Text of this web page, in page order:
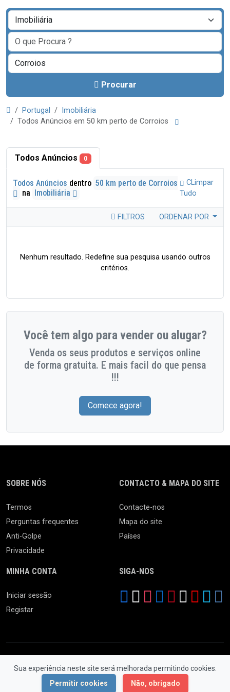
Procurar
Portugal
Imobiliária
Todos Anúncios em 50 km perto de Corroios
Todos Anúncios 0
Todos Anúncios dentro 50 km perto de Corroios
na Imobiliária
CLimpar
Tudo
FILTROS ORDENAR POR
Nenhum resultado. Redefine sua pesquisa usando outros
critérios.
Você tem algo para vender ou alugar?
Venda os seus produtos e serviços online
de forma gratuita. E mais facil do que pensa
!!!
Comece agora!
Sua experiência neste site será melhorada permitindo cookies.
Permitir cookies
Não, obrigado
SOBRE NÓS
Termos
Perguntas frequentes
Anti-Golpe
Privacidade
CONTACTO & MAPA DO SITE
Contacte-nos
Mapa do site
Países
MINHA CONTA
Iniciar sessão
Registar
SIGA-NOS
© 2026 Ferro Velho. Todos os Direitos Reservados.